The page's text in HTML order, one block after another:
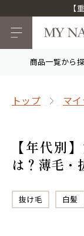
【
商品一覧から
トップ マ
【年代別
は？薄毛・
抜け毛 白髪